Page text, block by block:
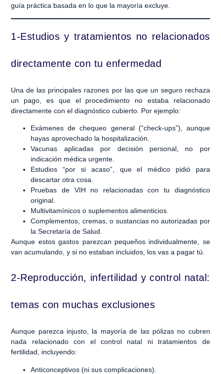
guía práctica basada en lo que la mayoría excluye.
1-Estudios y tratamientos no relacionados
directamente con tu enfermedad
Una de las principales razones por las que un seguro rechaza
un pago, es que el procedimiento no estaba relacionado
directamente con el diagnóstico cubierto. Por ejemplo:
Exámenes de chequeo general (“check-ups”), aunque
hayas aprovechado la hospitalización.
Vacunas aplicadas por decisión personal, no por
indicación médica urgente.
Estudios “por si acaso”, que el médico pidió para
descartar otra cosa.
Pruebas de VIH no relacionadas con tu diagnóstico
original.
Multivitamínicos o suplementos alimenticios.
Complementos, cremas, o sustancias no autorizadas por
la Secretaría de Salud.
Aunque estos gastos parezcan pequeños individualmente, se
van acumulando, y si no estaban incluidos, los vas a pagar tú.
2-Reproducción, infertilidad y control natal:
temas con muchas exclusiones
Aunque parezca injusto, la mayoría de las pólizas no cubren
nada relacionado con el control natal ni tratamientos de
fertilidad, incluyendo:
Anticonceptivos (ni sus complicaciones).